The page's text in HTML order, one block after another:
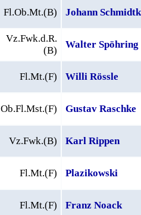
Fl.Ob.Mt.(B) Johann
Vz.Fwk.d.R.
(B)
Walter Spöhring
Fl.Mt.(F) Willi Rössle
Ob.Fl.Mst.(F) Gustav Raschke
Vz.Fwk.(B) Karl Rippen
Fl.Mt.(F) Plazikowski
Fl.Mt.(F) Franz Noack